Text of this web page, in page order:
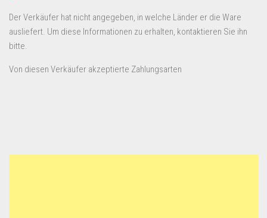
Der Verkäufer hat nicht angegeben, in welche Länder er die Ware
ausliefert. Um diese Informationen zu erhalten, kontaktieren Sie ihn
bitte.
Von diesen Verkäufer akzeptierte Zahlungsarten